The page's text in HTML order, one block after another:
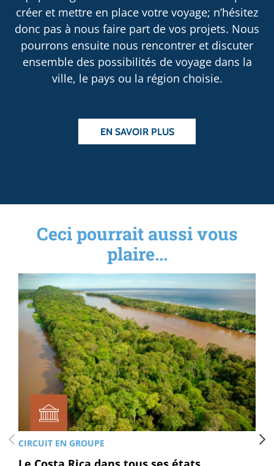
créer et mettre en place votre voyage; n’hésitez
donc pas à nous faire part de vos projets. Nous
pourrons ensuite nous rencontrer et discuter
ensemble des possibilités de voyage dans la
ville, le pays ou la région choisie.
EN SAVOIR PLUS
Ceci pourrait aussi vous
plaire...
CIRCUIT EN GROUPE